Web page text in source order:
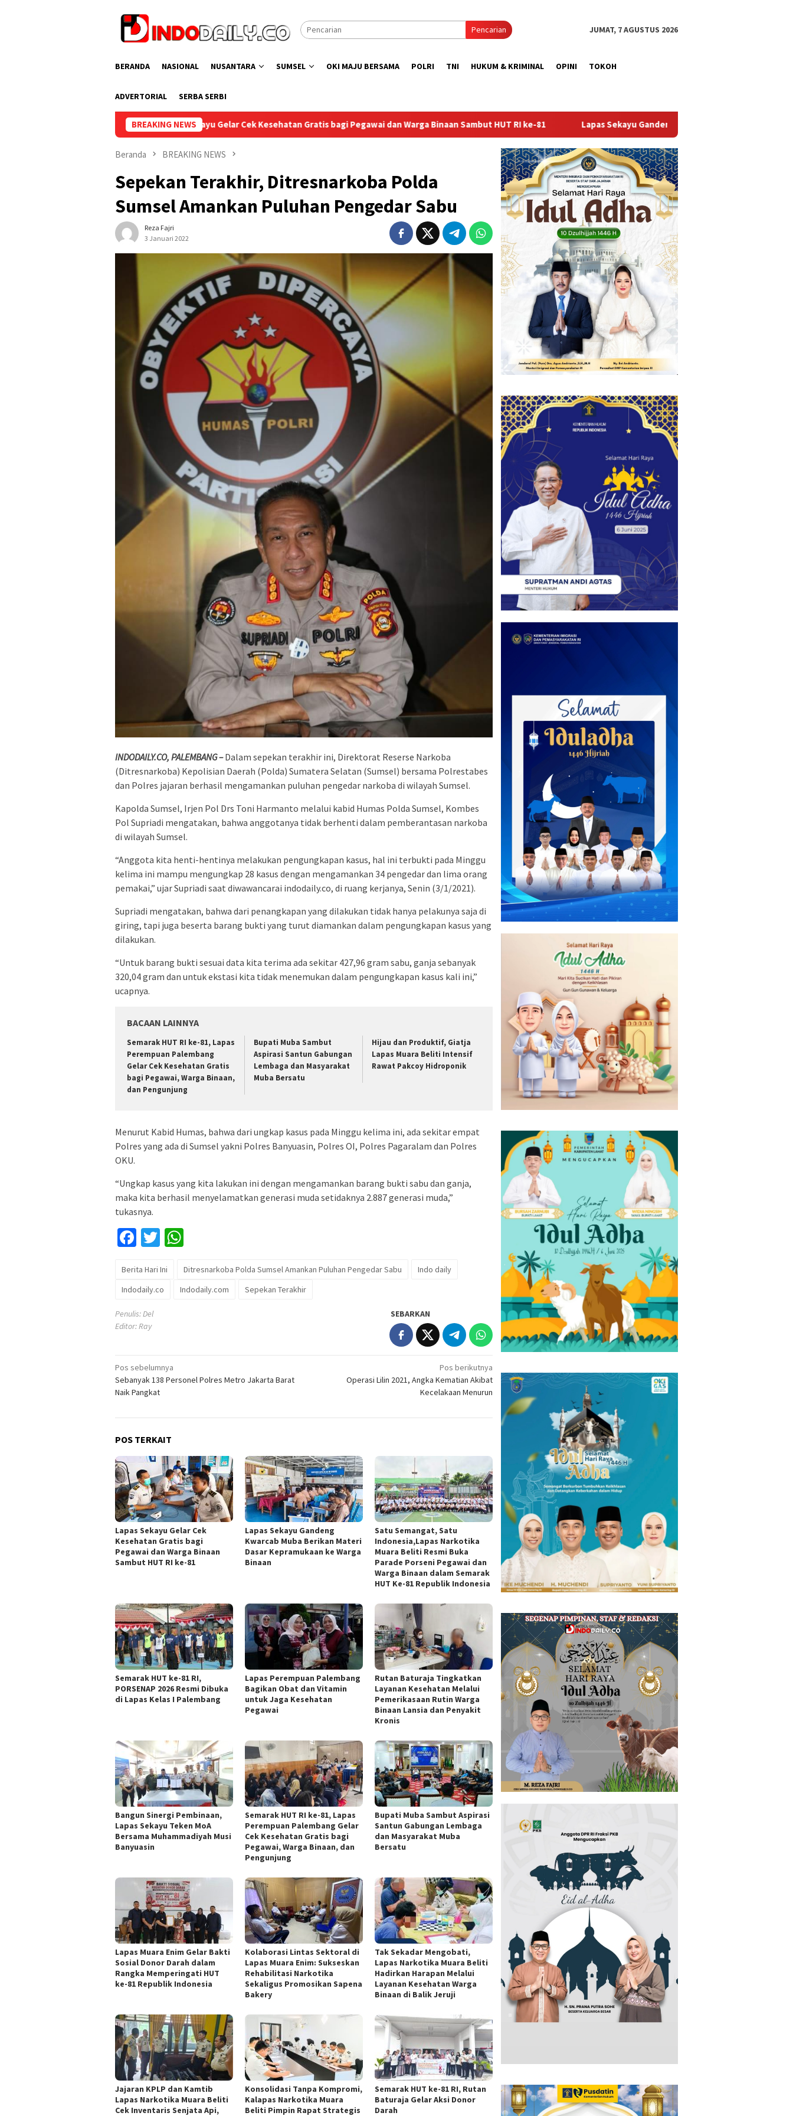
Pencarian JUMAT, 7 AGUSTUS 2026
BERANDA NASIONAL NUSANTARA SUMSEL OKI MAJU BERSAMA POLRI TNI HUKUM & KRIMINAL OPINI TOKOH
ADVERTORIAL SERBA SERBI
BREAKING NEWS
Lapas Sekayu Gelar Cek Kesehatan Gratis bagi Pegawai dan Warga Binaan Sambut HUT RI ke-81 Lapas Sekayu Gandeng Kwarcab Muba Berikan Materi Dasar Kepramukaan ke Warga
Beranda BREAKING NEWS
Sepekan Terakhir, Ditresnarkoba Polda
Sumsel Amankan Puluhan Pengedar Sabu
Reza Fajri
3 Januari 2022
INDODAILY.CO, PALEMBANG – Dalam sepekan terakhir ini, Direktorat Reserse Narkoba
(Ditresnarkoba) Kepolisian Daerah (Polda) Sumatera Selatan (Sumsel) bersama Polrestabes
dan Polres jajaran berhasil mengamankan puluhan pengedar narkoba di wilayah Sumsel.
Kapolda Sumsel, Irjen Pol Drs Toni Harmanto melalui kabid Humas Polda Sumsel, Kombes
Pol Supriadi mengatakan, bahwa anggotanya tidak berhenti dalam pemberantasan narkoba
di wilayah Sumsel.
“Anggota kita henti-hentinya melakukan pengungkapan kasus, hal ini terbukti pada Minggu
kelima ini mampu mengungkap 28 kasus dengan mengamankan 34 pengedar dan lima orang
pemakai,” ujar Supriadi saat diwawancarai indodaily.co, di ruang kerjanya, Senin (3/1/2021).
Supriadi mengatakan, bahwa dari penangkapan yang dilakukan tidak hanya pelakunya saja di
giring, tapi juga beserta barang bukti yang turut diamankan dalam pengungkapan kasus yang
dilakukan.
“Untuk barang bukti sesuai data kita terima ada sekitar 427,96 gram sabu, ganja sebanyak
320,04 gram dan untuk ekstasi kita tidak menemukan dalam pengungkapan kasus kali ini,”
ucapnya.
BACAAN LAINNYA
Semarak HUT RI ke-81, Lapas
Perempuan Palembang
Gelar Cek Kesehatan Gratis
bagi Pegawai, Warga Binaan,
dan Pengunjung
Bupati Muba Sambut
Aspirasi Santun Gabungan
Lembaga dan Masyarakat
Muba Bersatu
Hijau dan Produktif, Giatja
Lapas Muara Beliti Intensif
Rawat Pakcoy Hidroponik
Menurut Kabid Humas, bahwa dari ungkap kasus pada Minggu kelima ini, ada sekitar empat
Polres yang ada di Sumsel yakni Polres Banyuasin, Polres OI, Polres Pagaralam dan Polres
OKU.
“Ungkap kasus yang kita lakukan ini dengan mengamankan barang bukti sabu dan ganja,
maka kita berhasil menyelamatkan generasi muda setidaknya 2.887 generasi muda,”
tukasnya.
Facebook
Twitter
Berita Hari Ini Ditresnarkoba Polda Sumsel Amankan Puluhan Pengedar Sabu
Indo daily
Indodaily.co
Indodaily.com Sepekan Terakhir
Penulis: Del
Editor: Ray
SEBARKAN
Navigasi
pos
Pos sebelumnya
Sebanyak 138 Personel Polres Metro Jakarta Barat
Naik Pangkat
Pos berikutnya
Operasi Lilin 2021, Angka Kematian Akibat
Kecelakaan Menurun
POS TERKAIT
Lapas Sekayu Gelar Cek
Kesehatan Gratis bagi
Pegawai dan Warga Binaan
Sambut HUT RI ke-81
Lapas Sekayu Gandeng
Kwarcab Muba Berikan Materi
Dasar Kepramukaan ke Warga
Binaan
Satu Semangat, Satu
Indonesia,Lapas Narkotika
Muara Beliti Resmi Buka
Parade Porseni Pegawai dan
Warga Binaan dalam Semarak
HUT Ke-81 Republik Indonesia
Semarak HUT ke-81 RI,
PORSENAP 2026 Resmi Dibuka
di Lapas Kelas I Palembang
Lapas Perempuan Palembang
Bagikan Obat dan Vitamin
untuk Jaga Kesehatan
Pegawai
Rutan Baturaja Tingkatkan
Layanan Kesehatan Melalui
Pemerikasaan Rutin Warga
Binaan Lansia dan Penyakit
Kronis
Bangun Sinergi Pembinaan,
Lapas Sekayu Teken MoA
Bersama Muhammadiyah Musi
Banyuasin
Semarak HUT RI ke-81, Lapas
Perempuan Palembang Gelar
Cek Kesehatan Gratis bagi
Pegawai, Warga Binaan, dan
Pengunjung
Bupati Muba Sambut Aspirasi
Santun Gabungan Lembaga
dan Masyarakat Muba
Bersatu
Lapas Muara Enim Gelar Bakti
Sosial Donor Darah dalam
Rangka Memperingati HUT
ke-81 Republik Indonesia
Kolaborasi Lintas Sektoral di
Lapas Muara Enim: Sukseskan
Rehabilitasi Narkotika
Sekaligus Promosikan Sapena
Bakery
Tak Sekadar Mengobati,
Lapas Narkotika Muara Beliti
Hadirkan Harapan Melalui
Layanan Kesehatan Warga
Binaan di Balik Jeruji
Jajaran KPLP dan Kamtib
Lapas Narkotika Muara Beliti
Cek Inventaris Senjata Api,
Konsolidasi Tanpa Kompromi,
Kalapas Narkotika Muara
Beliti Pimpin Rapat Strategis
Semarak HUT ke-81 RI, Rutan
Baturaja Gelar Aksi Donor
Darah